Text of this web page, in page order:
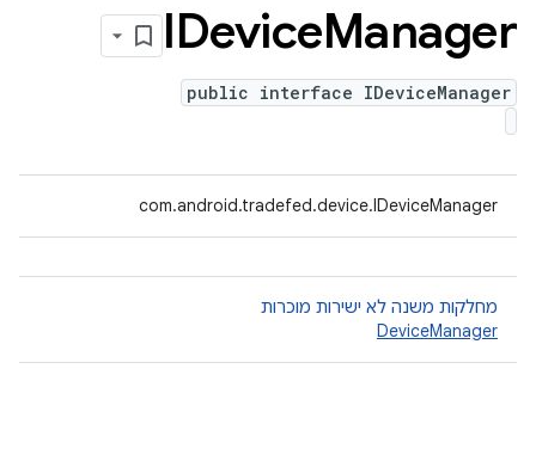
IDeviceManager
public interface IDeviceManager
com.android.tradefed.device.IDeviceManager
מחלקות משנה לא ישירות מוכרות
DeviceManager